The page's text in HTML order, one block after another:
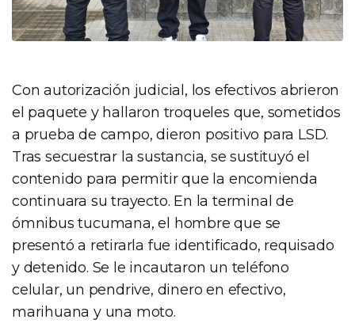
Con autorización judicial, los efectivos abrieron
el paquete y hallaron troqueles que, sometidos
a prueba de campo, dieron positivo para LSD.
Tras secuestrar la sustancia, se sustituyó el
contenido para permitir que la encomienda
continuara su trayecto. En la terminal de
ómnibus tucumana, el hombre que se
presentó a retirarla fue identificado, requisado
y detenido. Se le incautaron un teléfono
celular, un pendrive, dinero en efectivo,
marihuana y una moto.